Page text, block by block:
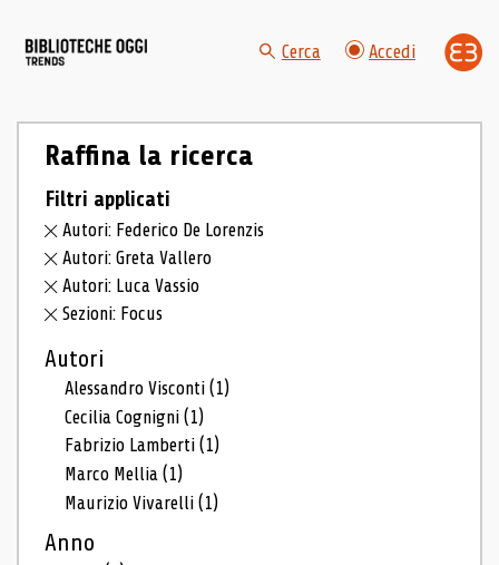
Cerca Accedi
Raffina la ricerca
Filtri applicati
Autori: Federico De Lorenzis
Autori: Greta Vallero
Autori: Luca Vassio
Sezioni: Focus
Autori
Alessandro Visconti(1)
Cecilia Cognigni(1)
Fabrizio Lamberti(1)
Marco Mellia(1)
Maurizio Vivarelli(1)
Anno